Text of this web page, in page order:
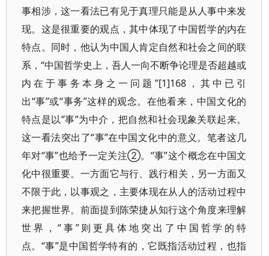
事相涉，这一看法已有见于真理只能是从人事中来发
现。这是很重要的观点，其中体现了中国哲学的内在
特点。同时，他认为中国人肯定自然和社会之间的联
系，“中国哲学史上，吾人一向不断争论理是否超越或
内在于事务本身之一问题”[1]168，其中已引
出“事”或“事务”这样的观念。在他看来，中国文化的
特点是以“事”为中介，把自然和社会现象关联起来。
这一看法突出了“事”在中国文化中的意义。笔者这几
年对“事”也给予一定关注②。“事”这个概念在中国文
化中很重要。一方面它与行、践行相关，另一方面又
不限于此，以事观之，主要体现在从人的活动过程中
来把握世界。前面提到陈荣捷从知行这个角度来理解
世界，“事”则更具体地突出了中国哲学的特
点。“事”是中国哲学特有的，它既指活动过程，也指